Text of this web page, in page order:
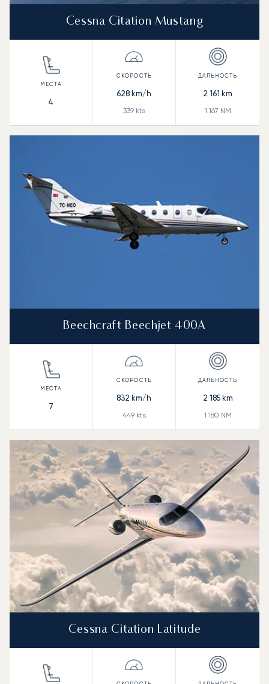
Cessna Citation Mustang
4
628 km/h
339kts
2 161 km
1 167 NM
Beechcraft Beechjet 400A
7
832 km/h
449kts
2 185km
1 180 NM
Cessna Citation Latitude